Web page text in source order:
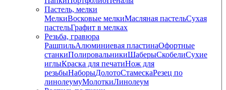
Пастель, мелки
МелкиВосковые мелкиМасляная пастельСухая
пастельГрафит в мелках
Резьба, гравюра
РашпильАлюминиевая пластинаОфортные
станкиПолировальникиШаберыСкобелиСухие
иглыКраска для печатиНож для
резьбыНаборыДолотоСтамескаРезец по
линолеумуМолоткиЛинолеум